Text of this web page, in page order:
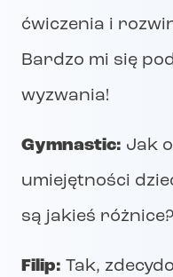
ćwiczenia i
Bardzo mi się
wyzwania!
Gymnastic: Jak
umiejętności
są jakieś różnice?
Filip: Tak,